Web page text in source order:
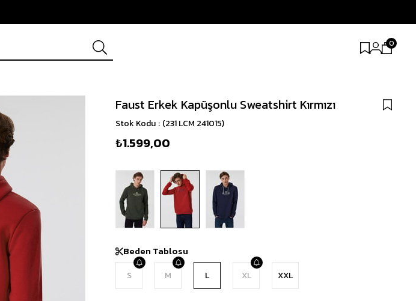
0
Faust Erkek Kapüşonlu Sweatshirt Kırmızı
Stok Kodu (231 LCM 241015)
₺1.599,00
Beden Tablosu
S M L XL XXL